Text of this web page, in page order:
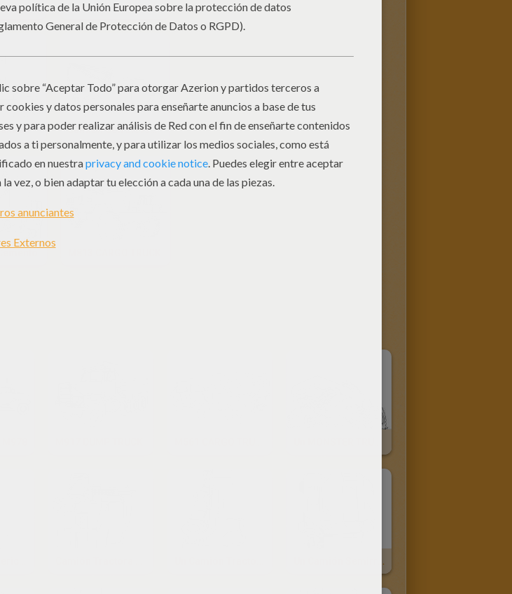
Camión Con Remolque
Camion Con Elevador
Un Camión Semirremolque